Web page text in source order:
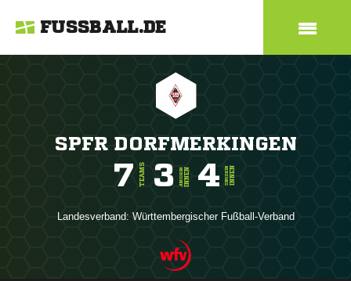
FUSSBALL.DE
SPFR DORFMERKINGEN
7 TEAMS 3 JUNIORENINNEN 4 SENIORENINNEN
Landesverband: Württembergischer Fußball-Verband